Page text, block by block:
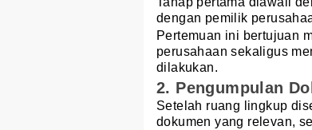
dengan pemilik
Pertemuan ini bertujuan
perusahaan sekaligus
dilakukan.
2. Pengumpulan
Setelah ruang lingkup
dokumen yang relevan,